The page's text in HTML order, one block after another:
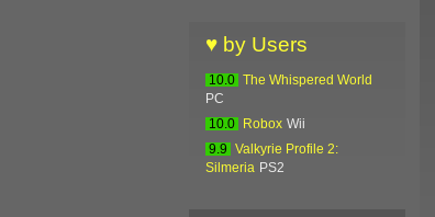
♥ by Users
10.0 The Whispered World
PC
10.0
Robox Wii
9.9
Valkyrie Profile 2:
Silmeria PS2